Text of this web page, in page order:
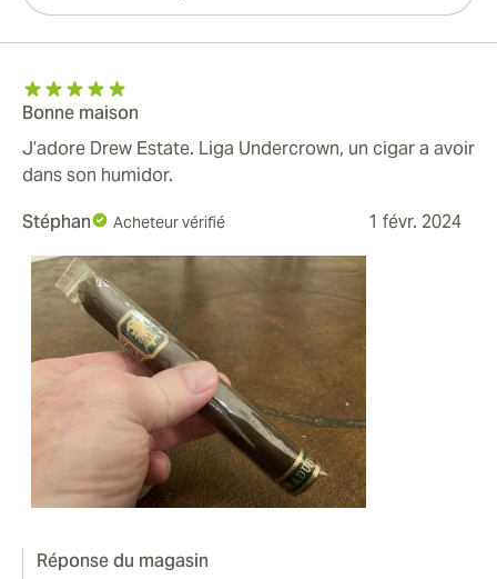
Bonne maison
J’adore Drew Estate. Liga Undercrown, un cigar a avoir
dans son humidor.
Stéphan
Acheteur vérifié 1 févr. 2024
Réponse du magasin